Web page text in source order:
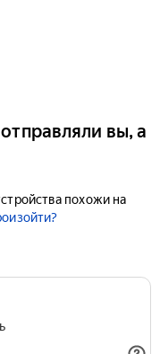
вы, а
похожи на